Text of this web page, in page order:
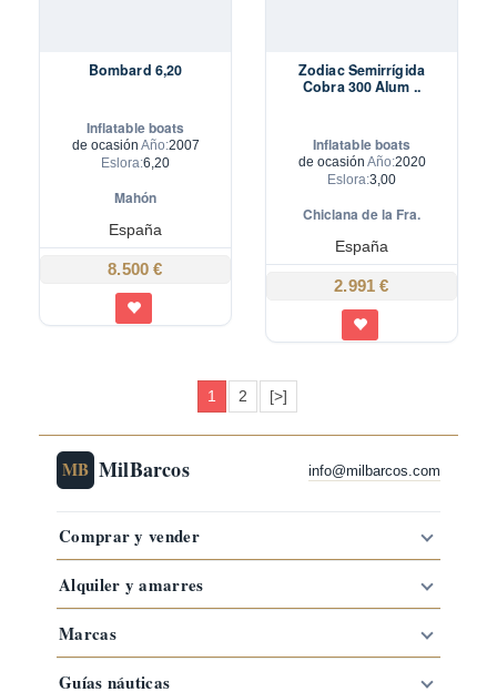
Bombard 6,20
Inflatable boats
de ocasión Año:2007
Eslora:6,20
Mahón
España
8.500 €
Zodiac Semirrígida
Cobra 300 Alum ..
Inflatable boats
de ocasión Año:2020
Eslora:3,00
Chiclana de la Fra.
España
2.991 €
1 2 [>]
MB MilBarcos info@milbarcos.com
Comprar y vender
Alquiler y amarres
Marcas
Guías náuticas